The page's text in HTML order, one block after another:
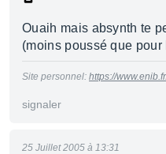
Ouaih mais absynth te
(moins poussé que pour
Site personnel: https://
signaler
25 Juillet 2005 à 13:31